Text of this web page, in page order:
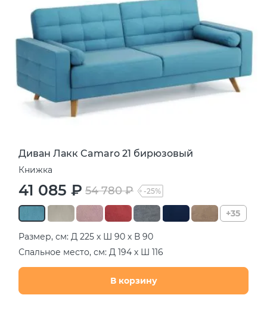
Диван Лакк Camaro 21 бирюзовый
Книжка
41 085 ₽ 54 780 ₽ -25%
+35
Размер, см: Д 225 х Ш 90 х В 90
Спальное место, см: Д 194 х Ш 116
В корзину